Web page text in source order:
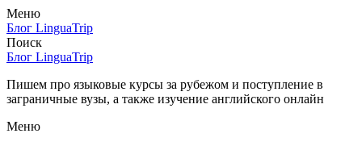
Меню
Блог LinguaTrip
Поиск
Блог LinguaTrip
Пишем про языковые курсы за рубежом и поступление в
заграничные вузы, а также изучение английского онлайн
Меню